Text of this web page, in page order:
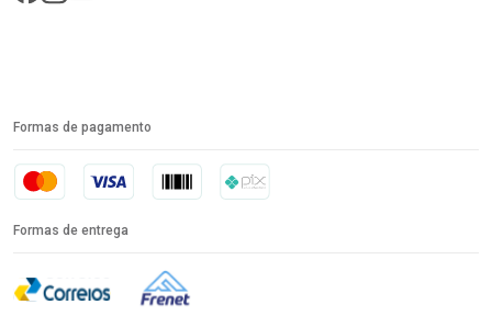
Formas de pagamento
Formas de entrega